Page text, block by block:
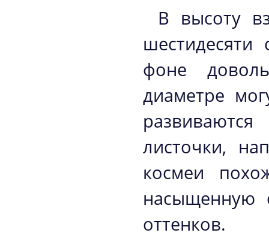
В высоту
фоне
диаметре
листочки,
космеи
насыщенную
оттенков.